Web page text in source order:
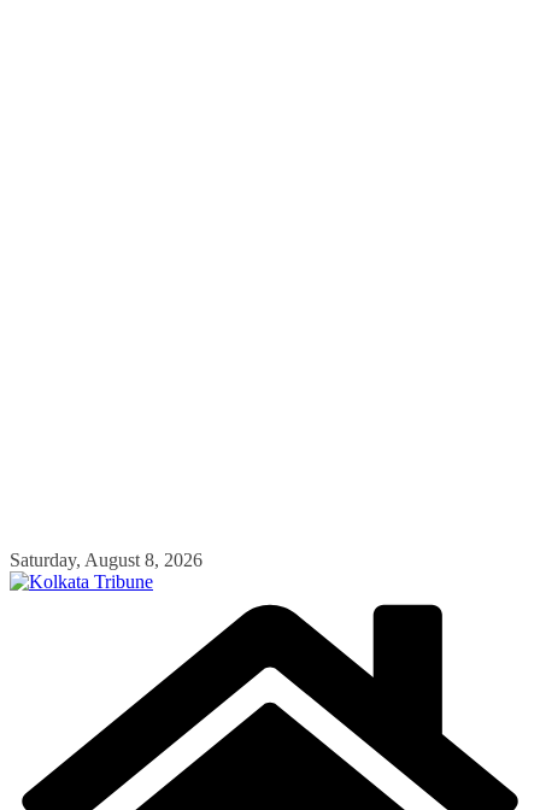
Skip
to
Saturday, August 8, 2026